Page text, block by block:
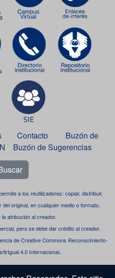
Contacto
Buzón de
Buzón de Sugerencias
a los reutilizadores: copiar, distribuir,
original, en cualquier medio o formato,
atribución al creador.
pero se debe dar crédito al creador.
de Creative Commons Reconocimiento-
4.0 Internacional.